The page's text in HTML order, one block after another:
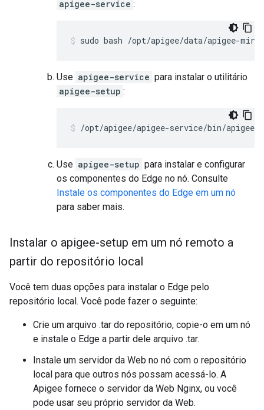
apigee-service :
sudo bash /opt/apigee/data/apigee-
Use apigee-service para instalar o utilitário
apigee-setup :
/opt/apigee/apigee-service/bin/
Use apigee-setup para instalar e configurar
os componentes do Edge no nó. Consulte
Instale os componentes do Edge em um nó
para saber mais.
Instalar o apigee-setup em um nó remoto a
partir do repositório local
Você tem duas opções para instalar o Edge pelo
repositório local. Você pode fazer o seguinte:
Crie um arquivo .tar do repositório, copie-o em um nó
e instale o Edge a partir dele arquivo .tar.
Instale um servidor da Web no nó com o repositório
local para que outros nós possam acessá-lo. A
Apigee fornece o servidor da Web Nginx, ou você
pode usar seu próprio servidor da Web.